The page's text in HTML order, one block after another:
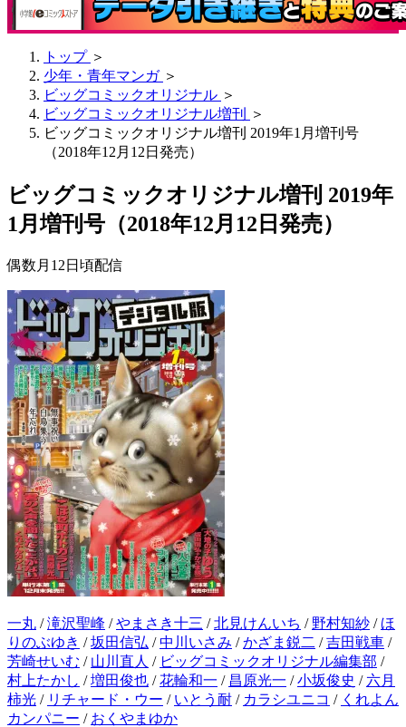
トップ ＞
少年・青年マンガ ＞
ビッグコミックオリジナル ＞
ビッグコミックオリジナル増刊
＞
ビッグコミックオリジナル増刊 2019年1月増刊号
（2018年12月12日発売）
ビッグコミックオリジナル増刊 2019年
1月増刊号（2018年12月12日発売）
偶数月12日頃配信
一丸 /滝沢聖峰 /やまさき十三 /北見けんいち / 野村知紗 / ほ
りのぶゆき /坂田信弘 /中川いさみ /かざま鋭二 /吉田戦車 /
芳崎せいむ / 山川直人 / ビッグコミックオリジナル編集部 /
村上たかし /増田俊也 /花輪和一 / 昌原光一 /小坂俊史 / 六月
柿光 / リチャード・ウー / いとう耐 / カラシユニコ / くれよん
カンパニー / おくやまゆか